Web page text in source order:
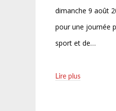
dimanche 9 août
pour une journée
sport et de…
Lire plus